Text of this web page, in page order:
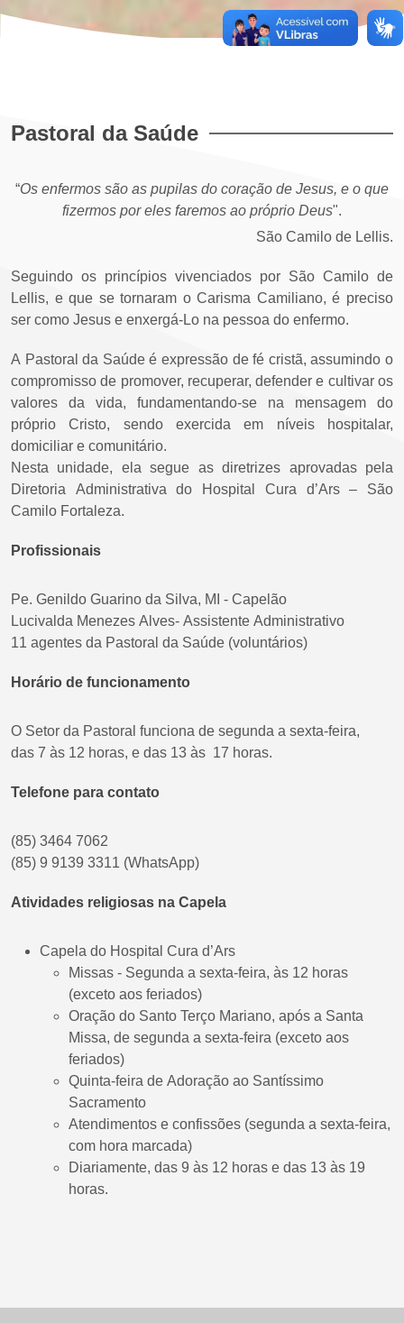
Pastoral da Saúde
“Os enfermos são as pupilas do coração de Jesus, e o que
fizermos por eles faremos ao próprio Deus".
São Camilo de Lellis.
Seguindo os princípios vivenciados por São Camilo de
Lellis, e que se tornaram o Carisma Camiliano, é preciso
ser como Jesus e enxergá-Lo na pessoa do enfermo.
A Pastoral da Saúde é expressão de fé cristã, assumindo o
compromisso de promover, recuperar, defender e cultivar os
valores da vida, fundamentando-se na mensagem do
próprio Cristo, sendo exercida em níveis hospitalar,
domiciliar e comunitário.
Nesta unidade, ela segue as diretrizes aprovadas pela
Diretoria Administrativa do Hospital Cura d’Ars – São
Camilo Fortaleza.
Profissionais
Pe. Genildo Guarino da Silva, MI - Capelão
Lucivalda Menezes Alves- Assistente Administrativo
11 agentes da Pastoral da Saúde (voluntários)
Horário de funcionamento
O Setor da Pastoral funciona de segunda a sexta-feira,
das 7 às 12 horas, e das 13 às 17 horas.
Telefone para contato
(85) 3464 7062
(85) 9 9139 3311 (WhatsApp)
Atividades religiosas na Capela
Capela do Hospital Cura d’Ars
Missas - Segunda a sexta-feira, às 12 horas
(exceto aos feriados)
Oração do Santo Terço Mariano, após a Santa
Missa, de segunda a sexta-feira (exceto aos
feriados)
Quinta-feira de Adoração ao Santíssimo
Sacramento
Atendimentos e confissões (segunda a sexta-feira,
com hora marcada)
Diariamente, das 9 às 12 horas e das 13 às 19
horas.